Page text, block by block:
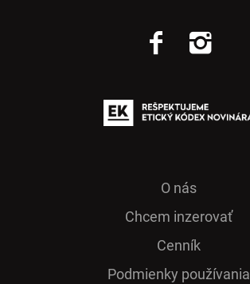
O nás
Chcem inzerovať
Cenník
Podmienky používania